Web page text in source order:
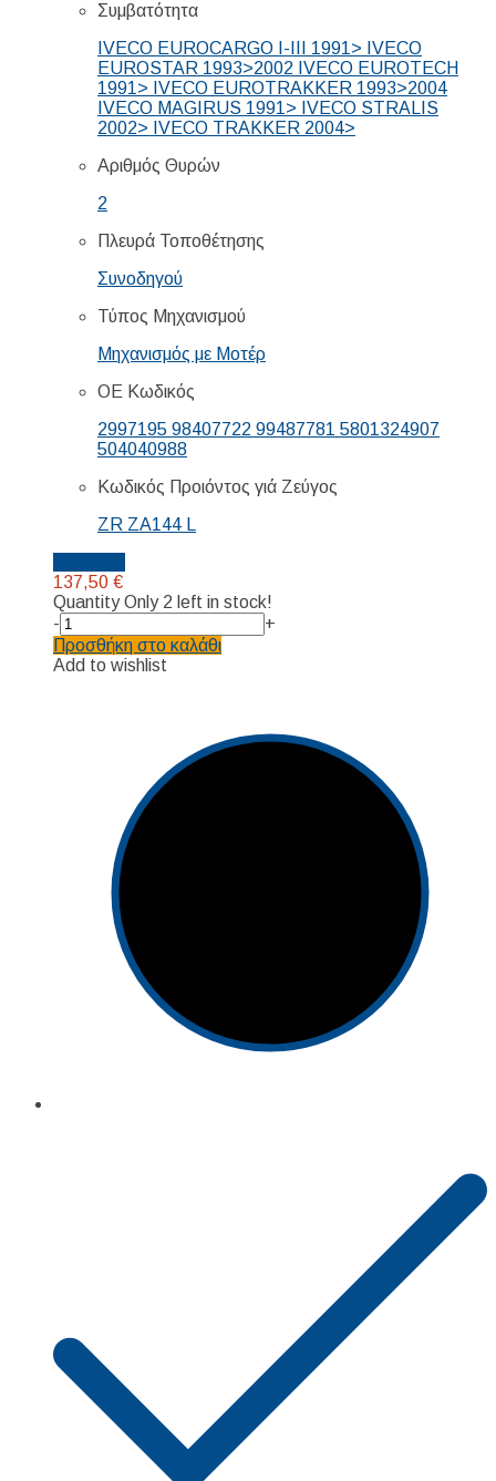
Συμβατότητα
IVECO EUROCARGO I-III 1991> IVECO
EUROSTAR 1993>2002 IVECO EUROTECH
1991> IVECO EUROTRAKKER 1993>2004
IVECO MAGIRUS 1991> IVECO STRALIS
2002> IVECO TRAKKER 2004>
Αριθμός Θυρών
2
Πλευρά Τοποθέτησης
Συνοδηγού
Τύπος Μηχανισμού
Μηχανισμός με Μοτέρ
ΟΕ Κωδικός
2997195 98407722 99487781 5801324907
504040988
Κωδικός Προιόντος γιά Ζεύγος
ZR ZA144 L
137,50 €
QuantityOnly 2 left in stock!
-
+
Προσθήκη στο καλάθι
Add to wishlist